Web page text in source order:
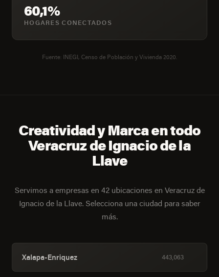
60,1%
HOGARES CONECTADOS
Fuente: INEGI, Censo de Población y Vivienda 2020.
Creatividad y Marca en todo
Veracruz de Ignacio de la
Llave
Servimos a empresas en 42 ubicaciones en Veracruz de
Ignacio de la Llave. Selecciona una ciudad para saber
más.
Xalapa-Enriquez 443,063